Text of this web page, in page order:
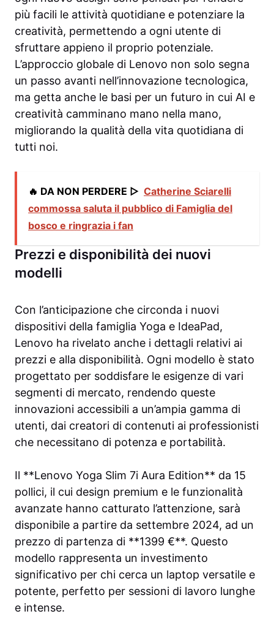
più facili le attività quotidiane e potenziare la
creatività, permettendo a ogni utente di
sfruttare appieno il proprio potenziale.
L’approccio globale di Lenovo non solo segna
un passo avanti nell’innovazione tecnologica,
ma getta anche le basi per un futuro in cui AI e
creatività camminano mano nella mano,
migliorando la qualità della vita quotidiana di
tutti noi.
🔥 DA NON PERDERE ▷ Catherine Sciarelli
commossa saluta il pubblico di Famiglia del
bosco e ringrazia i fan
Prezzi e disponibilità dei nuovi
modelli
Con l’anticipazione che circonda i nuovi
dispositivi della famiglia Yoga e IdeaPad,
Lenovo ha rivelato anche i dettagli relativi ai
prezzi e alla disponibilità. Ogni modello è stato
progettato per soddisfare le esigenze di vari
segmenti di mercato, rendendo queste
innovazioni accessibili a un’ampia gamma di
utenti, dai creatori di contenuti ai professionisti
che necessitano di potenza e portabilità.
Il **Lenovo Yoga Slim 7i Aura Edition** da 15
pollici, il cui design premium e le funzionalità
avanzate hanno catturato l’attenzione, sarà
disponibile a partire da settembre 2024, ad un
prezzo di partenza di **1399 €**. Questo
modello rappresenta un investimento
significativo per chi cerca un laptop versatile e
potente, perfetto per sessioni di lavoro lunghe
e intense.